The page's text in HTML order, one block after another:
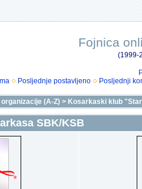
Fojnica
(1999-
Posljednje postavljeno Posljednji
organizacije (A-Z) > Kosarkaski klub
SBK/KSB